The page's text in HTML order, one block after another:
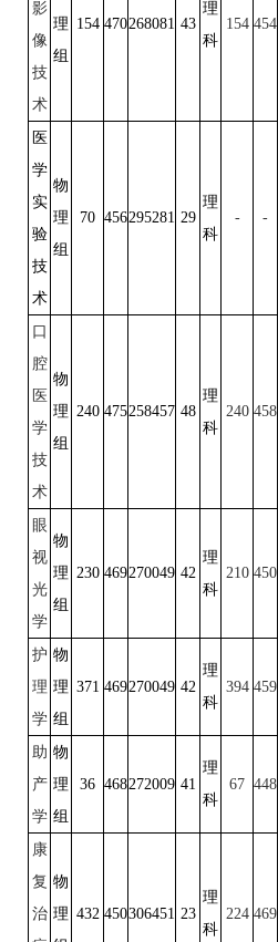
影
像
技
术
理
组
154 470268081 43
理
科
154 454
医
学
实
验
技
术
物
理
组
70 456295281 29
理
科
- -
口
腔
医
学
技
术
物
理
组
240 475258457 48
理
科
240 458
眼
视
光
学
物
理
组
230 469270049 42
理
科
210 450
护
理
学
物
理
组
371 469270049 42
理
科
394 459
助
产
学
物
理
组
36 468272009 41
理
科
67 448
康
复
治
物
理 432 450306451 23
理
科
224 469